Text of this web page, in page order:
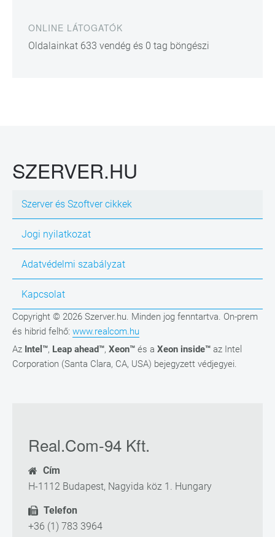
ONLINE LÁTOGATÓK
Oldalainkat 633 vendég és 0 tag böngészi
SZERVER.HU
Szerver és Szoftver cikkek
Jogi nyilatkozat
Adatvédelmi szabályzat
Kapcsolat
Copyright © 2026 Szerver.hu. Minden jog fenntartva. On-prem
és hibrid felhő: www.realcom.hu
Az Intel™, Leap ahead™, Xeon™ és a Xeon inside™ az Intel
Corporation (Santa Clara, CA, USA) bejegyzett védjegyei.
Real.Com-94 Kft.
Cím
H-1112 Budapest, Nagyida köz 1. Hungary
Telefon
+36 (1) 783 3964